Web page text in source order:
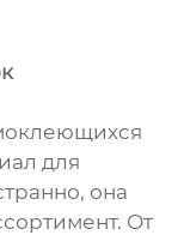
для
она
От